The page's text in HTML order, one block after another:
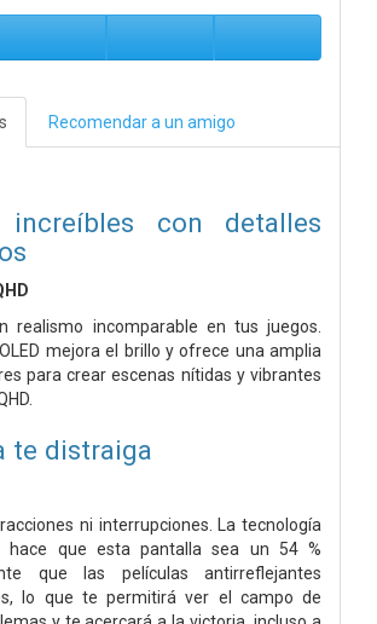
Recomendar a un amigo
increíbles con detalles
realismo incomparable en tus juegos.
mejora el brillo y ofrece una amplia
para crear escenas nítidas y vibrantes
te distraiga
ni interrupciones. La tecnología
hace que esta pantalla sea un 54 %
que las películas antirreflejantes
lo que te permitirá ver el campo de